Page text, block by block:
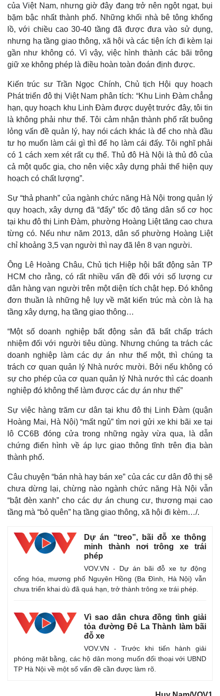
Kinh tế
Khởi nghiệp
Thị trường
Giá vàng
Tiêu dùng
Giá cà phê
của Việt Nam, nhưng giờ đây đang trở nên ngột ngạt, bụi
bặm bậc nhất thành phố. Những khối nhà bê tông khổng
lồ, với chiều cao 30-40 tầng đã được đưa vào sử dụng,
nhưng hạ tầng giao thông, xã hội và các tiện ích đi kèm lại
gần như không có. Vì vậy, việc hình thành các bãi trông
giữ xe không phép là điều hoàn toàn đoán định được.
Kiến trúc sư Trần Ngọc Chính, Chủ tịch Hội quy hoạch
Phát triển đô thị Việt Nam phân tích: “Khu Linh Đàm chẳng
hạn, quy hoạch khu Linh Đàm được duyệt trước đây, tôi tin
là không phải như thế. Tôi cảm nhận thành phố rất buông
lỏng vấn đề quản lý, hay nói cách khác là để cho nhà đầu
tư họ muốn làm cái gì thì để họ làm cái đấy. Tôi nghĩ phải
có 1 cách xem xét rất cụ thể. Thủ đô Hà Nội là thủ đô của
cả một quốc gia, cho nên việc xây dựng phải thể hiện quy
hoạch có chất lượng”.
Sự “thả phanh” của ngành chức năng Hà Nội trong quản lý
quy hoạch, xây dựng đã “đẩy” tốc độ tăng dân số cơ học
tại khu đô thị Linh Đàm, phường Hoàng Liệt tăng cao chưa
từng có. Nếu như năm 2013, dân số phường Hoàng Liệt
chỉ khoảng 3,5 vạn người thì nay đã lên 8 vạn người.
Ông Lê Hoàng Châu, Chủ tịch Hiệp hội bất động sản TP
HCM cho rằng, có rất nhiều vấn đề đối với số lượng cư
dân hàng vạn người trên một diện tích chật hẹp. Đó không
đơn thuần là những hệ lụy về mặt kiến trúc mà còn là hạ
tầng xây dựng, hạ tầng giao thông…
“Một số doanh nghiệp bất động sản đã bất chấp trách
nhiệm đối với người tiêu dùng. Nhưng chúng ta trách các
doanh nghiệp làm các dự án như thế một, thì chúng ta
trách cơ quan quản lý Nhà nước mười. Bởi nếu không có
sự cho phép của cơ quan quản lý Nhà nước thì các doanh
nghiệp đó không thể làm được các dự án như thế”
Sự việc hàng trăm cư dân tại khu đô thị Linh Đàm (quận
Hoàng Mai, Hà Nội) “mất ngủ” tìm nơi gửi xe khi bãi xe tại
lô CC6B đóng cửa trong những ngày vừa qua, là dẫn
chứng điển hình về áp lực giao thông tĩnh trên địa bàn
thành phố.
Câu chuyện “bán nhà hay bán xe” của các cư dân đô thị sẽ
chưa dừng lại, chừng nào ngành chức năng Hà Nội vẫn
“bật đèn xanh” cho các dự án chung cư, thương mại cao
tầng mà “bỏ quên” hạ tầng giao thông, xã hội đi kèm…/.
Dự án “treo”, bãi đỗ xe thông
minh thành nơi trông xe trái
phép
VOV.VN - Dự án bãi đỗ xe tự động
cống hóa, mương phố Nguyên Hồng (Ba Đình, Hà Nội) vẫn
chưa triển khai dù đã quá hạn, trở thành trông xe trái phép.
Vì sao dân chưa đồng tình giải
tỏa đường Đê La Thành làm bãi
đỗ xe
VOV.VN - Trước khi tiến hành giải
phóng mặt bằng, các hộ dân mong muốn đối thoại với UBND
TP Hà Nội về một số vấn đề cần được làm rõ.